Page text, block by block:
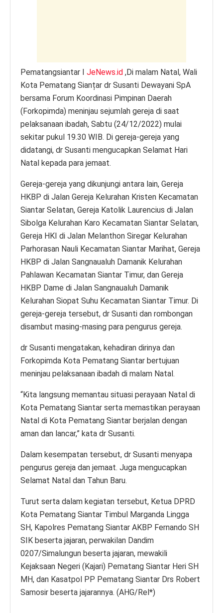
Pematangsiantar I JeNews.id ,Di malam Natal, Wali
Kota Pematang Sianțar dr Susanti Dewayani SpA
bersama Forum Koordinasi Pimpinan Daerah
(Forkopimda) meninjau sejumlah gereja di saat
pelaksanaan ibadah, Sabtu (24/12/2022) mulai
sekitar pukul 19.30 WIB. Di gereja-gereja yang
didatangi, dr Susanti mengucapkan Selamat Hari
Natal kepada para jemaat.
Gereja-gereja yang dikunjungi antara lain, Gereja
HKBP di Jalan Gereja Kelurahan Kristen Kecamatan
Siantar Selatan, Gereja Katolik Laurencius di Jalan
Sibolga Kelurahan Karo Kecamatan Siantar Selatan,
Gereja HKI di Jalan Melanthon Siregar Kelurahan
Parhorasan Nauli Kecamatan Siantar Marihat, Gereja
HKBP di Jalan Sangnaualuh Damanik Kelurahan
Pahlawan Kecamatan Siantar Timur, dan Gereja
HKBP Dame di Jalan Sangnaualuh Damanik
Kelurahan Siopat Suhu Kecamatan Siantar Timur. Di
gereja-gereja tersebut, dr Susanti dan rombongan
disambut masing-masing para pengurus gereja.
dr Susanti mengatakan, kehadiran dirinya dan
Forkopimda Kota Pematang Siantar bertujuan
meninjau pelaksanaan ibadah di malam Natal.
“Kita langsung memantau situasi perayaan Natal di
Kota Pematang Siantar serta memastikan perayaan
Natal di Kota Pematang Siantar berjalan dengan
aman dan lancar,” kata dr Susanti.
Dalam kesempatan tersebut, dr Susanti menyapa
pengurus gereja dan jemaat. Juga mengucapkan
Selamat Natal dan Tahun Baru.
Turut serta dalam kegiatan tersebut, Ketua DPRD
Kota Pematang Siantar Timbul Marganda Lingga
SH, Kapolres Pematang Siantar AKBP Fernando SH
SIK beserta jajaran, perwakilan Dandim
0207/Simalungun beserta jajaran, mewakili
Kejaksaan Negeri (Kajari) Pematang Siantar Heri SH
MH, dan Kasatpol PP Pematang Siantar Drs Robert
Samosir beserta jajarannya. (AHG/Rel*)